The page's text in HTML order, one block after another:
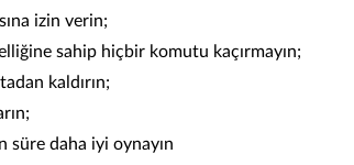
izin verin;
sahip hiçbir komutu kaçırmayın;
kaldırın;
süre daha iyi oynayın